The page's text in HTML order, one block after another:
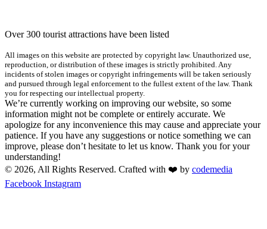
Over 300 tourist attractions have been listed
All images on this website are protected by copyright law. Unauthorized use,
reproduction, or distribution of these images is strictly prohibited. Any
incidents of stolen images or copyright infringements will be taken seriously
and pursued through legal enforcement to the fullest extent of the law. Thank
you for respecting our intellectual property.
We’re currently working on improving our website, so some
information might not be complete or entirely accurate. We
apologize for any inconvenience this may cause and appreciate your
patience. If you have any suggestions or notice something we can
improve, please don’t hesitate to let us know. Thank you for your
understanding!
© 2026, All Rights Reserved. Crafted with ❤️ by codemedia
Facebook Instagram